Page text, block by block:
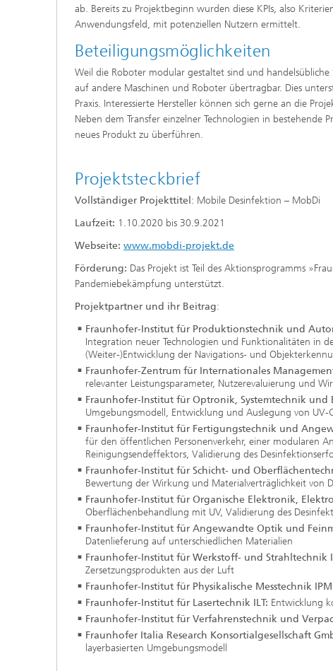
ab. Bereits zu Projektbeginn wurden diese KPIs, also
Anwendungsfeld, mit potenziellen Nutzern ermittelt.
Beteiligungsmöglichkeiten
Weil die Roboter modular gestaltet sind und
auf andere Maschinen und Roboter übertragbar. Dies
Praxis. Interessierte Hersteller können sich gerne an die
Neben dem Transfer einzelner Technologien in bestehende
neues Produkt zu überführen.
Projektsteckbrief
Vollständiger Projekttitel : Mobile Desinfektion – MobDi
Laufzeit: 1.10.2020 bis 30.9.2021
Webseite: www.mobdi-projekt.de
Förderung: Das Projekt ist Teil des Aktionsprogramms
Pandemiebekämpfung unterstützt.
Projektpartner und ihr Beitrag:
Fraunhofer-Institut für Produktionstechnik und
Integration neuer Technologien und Funktionalitäten in
(Weiter-)Entwicklung der Navigations- und
Fraunhofer-Zentrum für Internationales
relevanter Leistungsparameter, Nutzerevaluierung und
Fraunhofer-Institut für Optronik, Systemtechnik und
Umgebungsmodell, Entwicklung und Auslegung von UV-
Fraunhofer-Institut für Fertigungstechnik und
für den öffentlichen Personenverkehr, einer modularen
Reinigungsendeffektors, Validierung des
Fraunhofer-Institut für Schicht- und
Bewertung der Wirkung und Materialverträglichkeit von
Fraunhofer-Institut für Organische Elektronik,
Oberflächenbehandlung mit UV, Validierung des
Fraunhofer-Institut für Angewandte Optik und
Datenlieferung auf unterschiedlichen Materialien
Fraunhofer-Institut für Werkstoff- und Strahltechnik
Zersetzungsprodukten aus der Luft
Fraunhofer-Institut für Physikalische Messtechnik
Fraunhofer-Institut für Lasertechnik ILT: Entwicklung
Fraunhofer-Institut für Verfahrenstechnik und
Fraunhofer Italia Research Konsortialgesellschaft
layerbasierten Umgebungsmodell